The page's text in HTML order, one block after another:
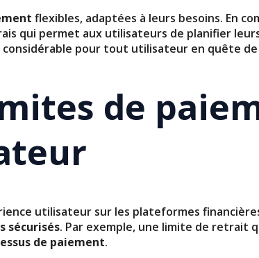
flexibles, adaptées à leurs besoins. En
qui permet aux utilisateurs de planifier
pour tout utilisateur en quête
de
utilisateur sur les plateformes
sécurisés. Par exemple, une limite de
de paiement.